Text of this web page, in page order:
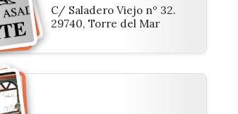
C/ Saladero Viejo nº 32.
29740, Torre del Mar